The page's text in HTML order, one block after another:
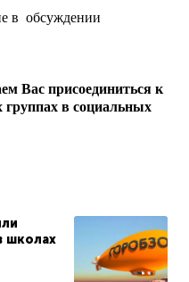
в обсуждении
Вас присоединиться к
в социальных
школах